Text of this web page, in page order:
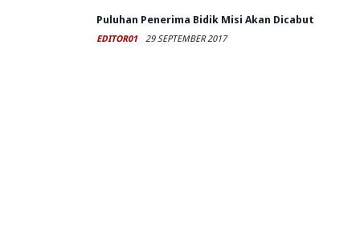
Puluhan Penerima Bidik Misi Akan Dicabut
EDITOR01 29 SEPTEMBER 2017